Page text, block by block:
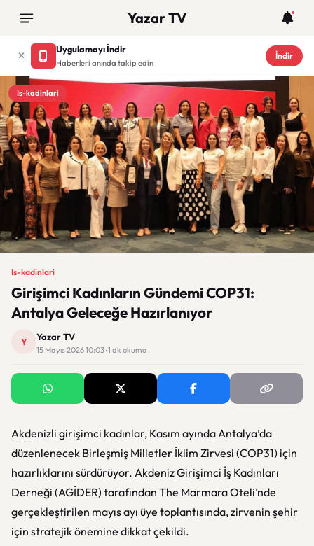
Yazar TV
Uygulamayı İndir
Haberleri anında takip edin
İndir
Is-kadinlari
Is-kadinlari
Girişimci Kadınların Gündemi COP31:
Antalya Geleceğe Hazırlanıyor
Y Yazar TV
15 Mayıs 2026 10:03 · 1 dk okuma
Akdenizli girişimci kadınlar, Kasım ayında Antalya’da
düzenlenecek Birleşmiş Milletler İklim Zirvesi (COP31) için
hazırlıklarını sürdürüyor. Akdeniz Girişimci İş Kadınları
Derneği (AGİDER) tarafından The Marmara Oteli’nde
gerçekleştirilen mayıs ayı üye toplantısında, zirvenin şehir
için stratejik önemine dikkat çekildi.